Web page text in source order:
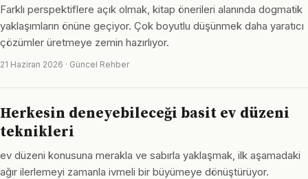
Farklı perspektiflere açık olmak, kitap önerileri alanında dogmatik
yaklaşımların önüne geçiyor. Çok boyutlu düşünmek daha yaratıcı
çözümler üretmeye zemin hazırlıyor.
21 Haziran 2026 · Güncel Rehber
Herkesin deneyebileceği basit ev düzeni
teknikleri
ev düzeni konusuna merakla ve sabırla yaklaşmak, ilk aşamadaki
ağır ilerlemeyi zamanla ivmeli bir büyümeye dönüştürüyor.